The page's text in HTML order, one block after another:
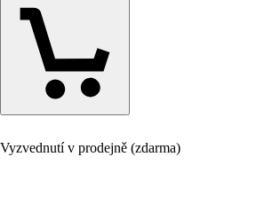
Vyzvednutí v prodejně (zdarma)